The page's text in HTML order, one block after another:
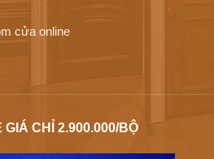
cửa online
CHỈ 2.900.000/BỘ